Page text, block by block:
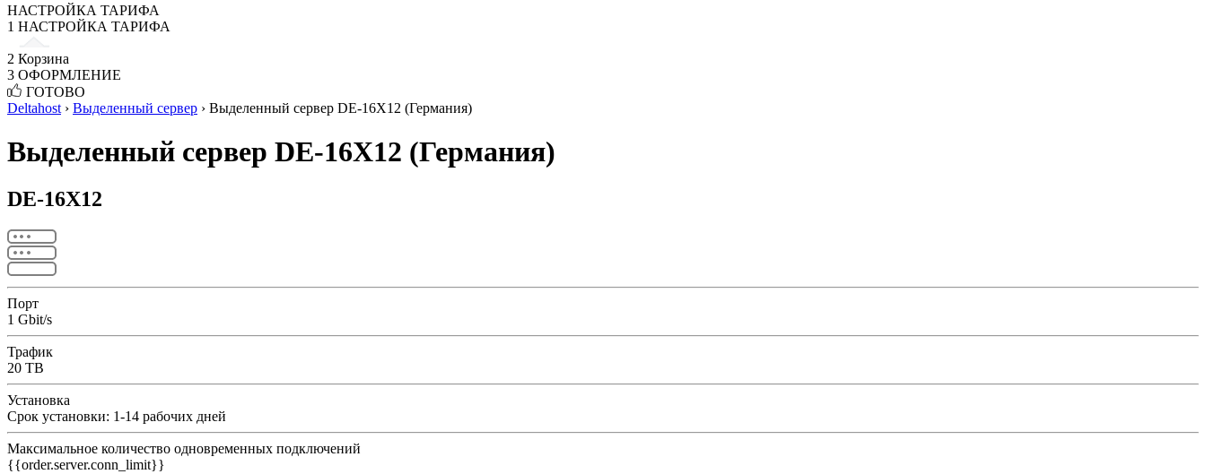
НАСТРОЙКА ТАРИФА
1 НАСТРОЙКА ТАРИФА
2 Корзина
3 ОФОРМЛЕНИЕ
ГОТОВО
Deltahost › Выделенный сервер › Выделенный сервер DE-16X12 (Германия)
Выделенный сервер DE-16X12 (Германия)
DE-16X12
Порт
1 Gbit/s
Трафик
20 TB
Установка
Срок установки: 1-14 рабочих дней
Максимальное количество одновременных подключений
{{order.server.conn_limit}}